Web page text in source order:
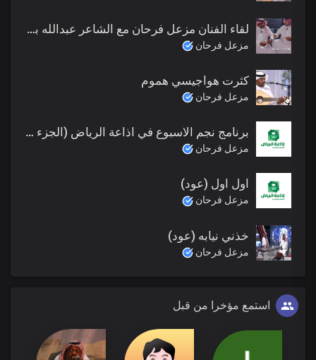
لقاء الفنان مزعل فرحان مع الشاعر عبدالله بن منصور برنامج (مع عكروشان) 2022
مزعل فرحان
كثرت هواجيسي هموم
مزعل فرحان
برنامج نجم الاسبوع في اذاعة الرياض (الجزء الثامن)
مزعل فرحان
اول اول (عود)
مزعل فرحان
خذني نيابه (عود)
مزعل فرحان
استمع مؤخرا من قبل